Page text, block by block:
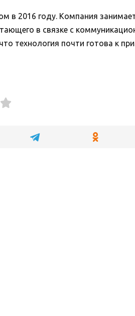
в 2016 году. Компания
в связке с
технология почти готова к